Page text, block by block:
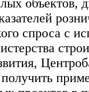
объектов,
спроса с